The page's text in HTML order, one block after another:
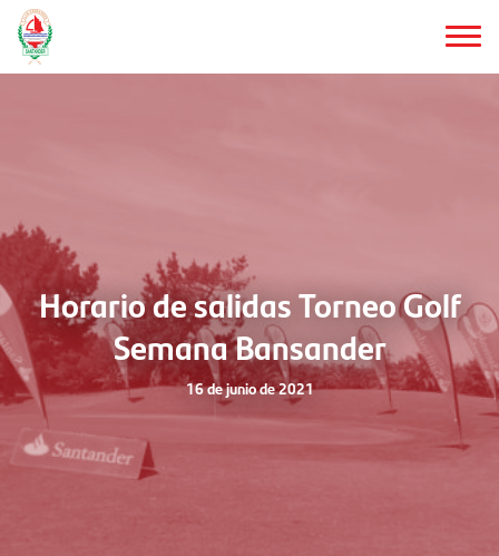
Saltar
al
contenido
Horario de salidas Torneo Golf
Semana Bansander
16 de junio de 2021